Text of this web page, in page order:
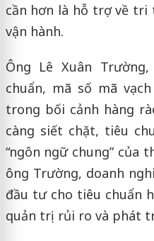
cần hơn là hỗ trợ về tri
vận hành.
Ông Lê Xuân
chuẩn, mã số mã
trong bối cảnh hàng
càng siết chặt, tiêu
“ngôn ngữ chung” của
ông Trường, doanh
đầu tư cho tiêu chuẩn
quản trị rủi ro và phát